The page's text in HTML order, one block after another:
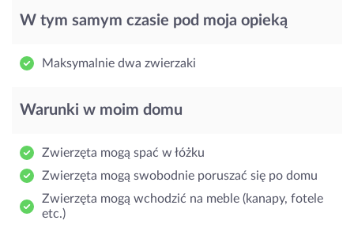
W tym samym czasie pod moja opieką
Maksymalnie dwa zwierzaki
Warunki w moim domu
Zwierzęta mogą spać w łóżku
Zwierzęta mogą swobodnie poruszać się po domu
Zwierzęta mogą wchodzić na meble (kanapy, fotele
etc.)